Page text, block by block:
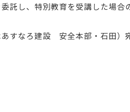
託し、特別教育を受講した場
すなろ建設 安全本部・石田）